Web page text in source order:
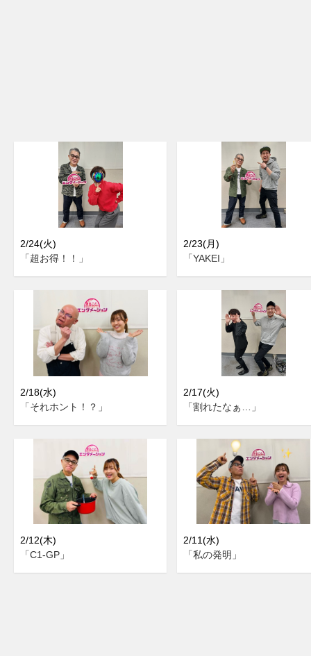
2/24(火)
「超お得！！」
2/23(月)
「YAKEI」
2/18(水)
「それホント！？」
2/17(火)
「割れたなぁ…」
2/12(木)
「C1-GP」
2/11(水)
「私の発明」